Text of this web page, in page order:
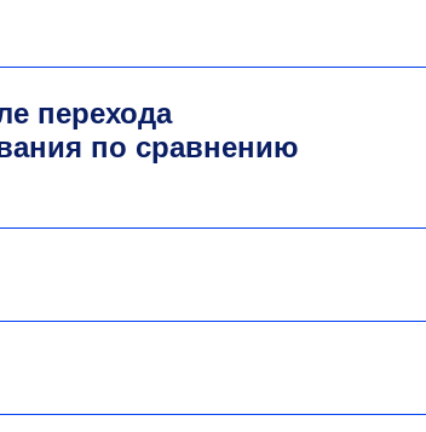
перехода
по сравнению